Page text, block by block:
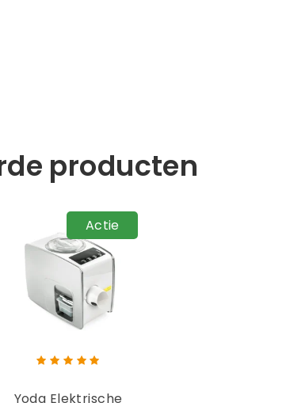
producten
Actie
Yoda Elektrische